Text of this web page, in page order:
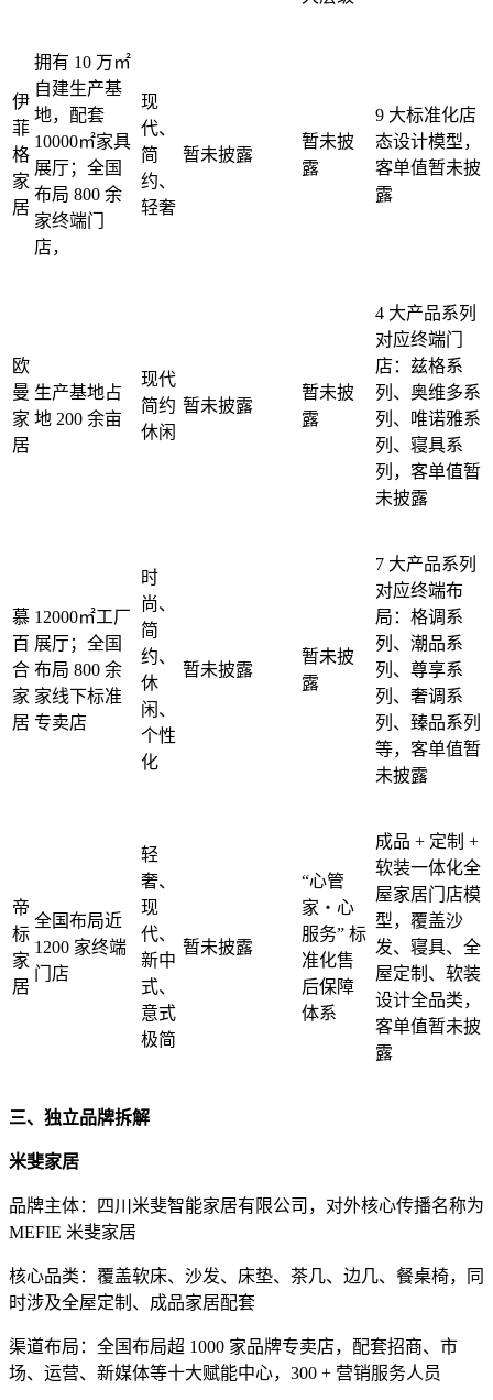
伊
菲
格
家
居
拥有 10 万㎡
自建生产基
地，配套
10000㎡家具
展厅；全国
布局 800 余
家终端门
店，
现
代、
简
约、
轻奢
暂未披露
暂未披
露
9 大标准化店
态设计模型，
客单值暂未披
露
欧
曼
家
居
生产基地占
地 200 余亩
现代
简约
休闲
暂未披露
暂未披
露
4 大产品系列
对应终端门
店：兹格系
列、奥维多系
列、唯诺雅系
列、寝具系
列，客单值暂
未披露
慕
百
合
家
居
12000㎡工厂
展厅；全国
布局 800 余
家线下标准
专卖店
时
尚、
简
约、
休
闲、
个性
化
暂未披露
暂未披
露
7 大产品系列
对应终端布
局：格调系
列、潮品系
列、尊享系
列、奢调系
列、臻品系列
等，客单值暂
未披露
帝
标
家
居
全国布局近
1200 家终端
门店
轻
奢、
现
代、
新中
式、
意式
极简
暂未披露
“心管
家・心
服务” 标
准化售
后保障
体系
成品 + 定制 +
软装一体化全
屋家居门店模
型，覆盖沙
发、寝具、全
屋定制、软装
设计全品类，
客单值暂未披
露
三、独立品牌拆解
米斐家居
品牌主体：四川米斐智能家居有限公司，对外核心传播名称为
MEFIE 米斐家居
核心品类：覆盖软床、沙发、床垫、茶几、边几、餐桌椅，同
时涉及全屋定制、成品家居配套
渠道布局：全国布局超 1000 家品牌专卖店，配套招商、市
场、运营、新媒体等十大赋能中心，300 + 营销服务人员